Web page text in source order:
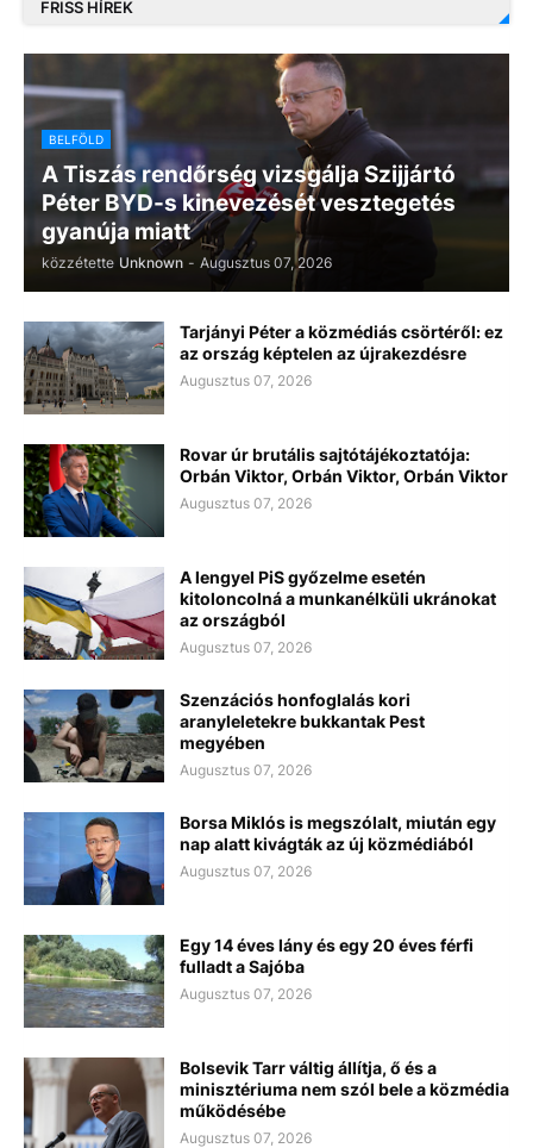
FRISS HÍREK
BELFÖLD
A Tiszás rendőrség vizsgálja Szijjártó
Péter BYD-s kinevezését vesztegetés
gyanúja miatt
közzétette Unknown - Augusztus 07, 2026
Tarjányi Péter a közmédiás csörtéről: ez
az ország képtelen az újrakezdésre
Augusztus 07, 2026
Rovar úr brutális sajtótájékoztatója:
Orbán Viktor, Orbán Viktor, Orbán Viktor
Augusztus 07, 2026
A lengyel PiS győzelme esetén
kitoloncolná a munkanélküli ukránokat
az országból
Augusztus 07, 2026
Szenzációs honfoglalás kori
aranyleletekre bukkantak Pest
megyében
Augusztus 07, 2026
Borsa Miklós is megszólalt, miután egy
nap alatt kivágták az új közmédiából
Augusztus 07, 2026
Egy 14 éves lány és egy 20 éves férfi
fulladt a Sajóba
Augusztus 07, 2026
Bolsevik Tarr váltig állítja, ő és a
minisztériuma nem szól bele a közmédia
működésébe
Augusztus 07, 2026